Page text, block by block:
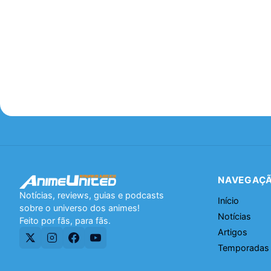
Notícias, reviews, guias e podcasts
sobre o universo dos animes!
Feito por fãs, para fãs.
Início
Notícias
Artigos
Temporadas